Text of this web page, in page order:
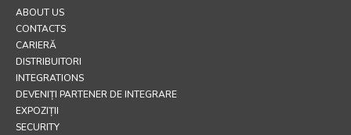
ABOUT US
CONTACTS
CARIERĂ
DISTRIBUITORI
INTEGRATIONS
DEVENIȚI PARTENER DE INTEGRARE
EXPOZIȚII
SECURITY